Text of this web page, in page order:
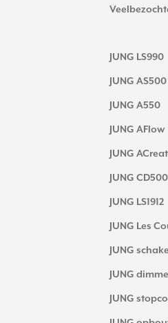
JUNG LS990
JUNG AS500
JUNG A550
JUNG AFlow
JUNG
JUNG CD500
JUNG LS1912
JUNG Les
JUNG
JUNG
JUNG